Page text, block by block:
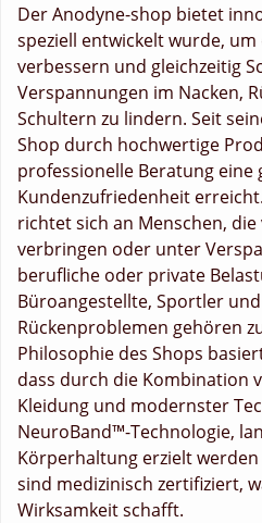
Der Anodyne-shop bietet
speziell entwickelt wurde,
verbessern und gleichzeitig
Verspannungen im Nacken,
Schultern zu lindern. Seit
Shop durch hochwertige
professionelle Beratung eine
Kundenzufriedenheit
richtet sich an Menschen, die
verbringen oder unter
berufliche oder private
Büroangestellte, Sportler
Rückenproblemen gehören
Philosophie des Shops
dass durch die Kombination
Kleidung und modernster
NeuroBand™-Technologie,
Körperhaltung erzielt
sind medizinisch zertifiziert,
Wirksamkeit schafft.